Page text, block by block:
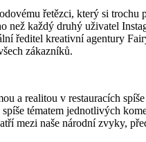
řetězci, který si
každý druhý uživatel
ředitel kreativní agentury
zákazníků.
a realitou v restauracích
tématem jednotlivých
mezi naše národní zvyky,